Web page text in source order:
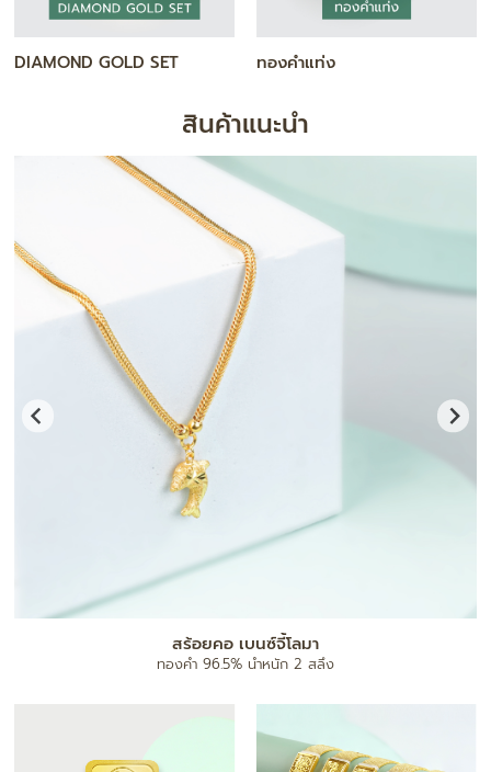
DIAMOND GOLD SET ทองคำแท่ง
สินค้าแนะนำ
สร้อยคอ เบนซ์จี้โลมา
ทองคำ 96.5% น้ำหนัก 2 สลึง